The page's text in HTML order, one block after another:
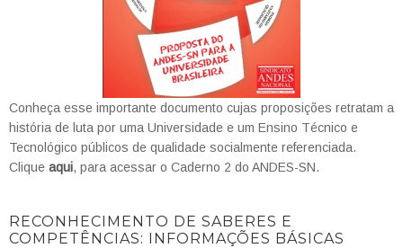
Conheça esse importante documento cujas proposições retratam a
história de luta por uma Universidade e um Ensino Técnico e
Tecnológico públicos de qualidade socialmente referenciada.
Clique aqui, para acessar o Caderno 2 do ANDES-SN.
RECONHECIMENTO DE SABERES E
COMPETÊNCIAS: INFORMAÇÕES BÁSICAS